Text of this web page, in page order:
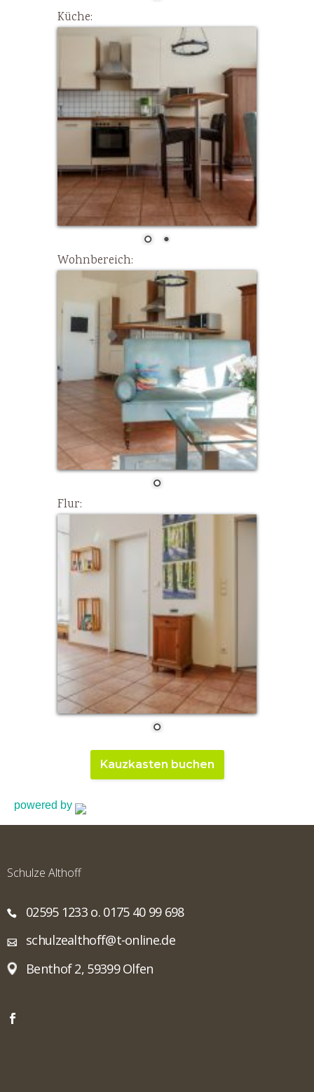
Küche:
Wohnbereich:
Flur:
Kauzkasten buchen
powered by
Schulze Althoff
02595 1233 o. 0175 40 99 698
schulzealthoff@t-online.de
Benthof 2, 59399 Olfen